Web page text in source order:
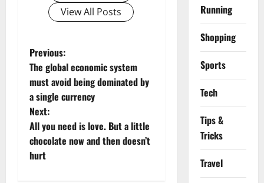
View All Posts
P
o
s
t
n
Previous:
The global economic system
must avoid being dominated by
a single currency
Next:
All you need is love. But a little
chocolate now and then doesn’t
hurt
Running
Shopping
Sports
Tech
Tips &
Tricks
Travel